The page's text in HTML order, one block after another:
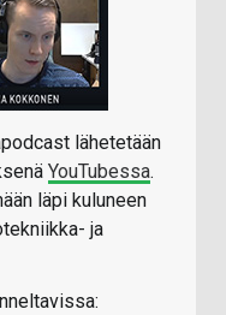
lähetetään
YouTubessa.
läpi kuluneen
ja